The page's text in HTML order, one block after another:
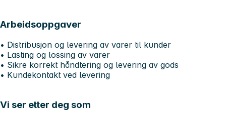
Arbeidsoppgaver
• Distribusjon og levering av varer til kunder
• Lasting og lossing av varer
• Sikre korrekt håndtering og levering av gods
• Kundekontakt ved levering
Vi ser etter deg som